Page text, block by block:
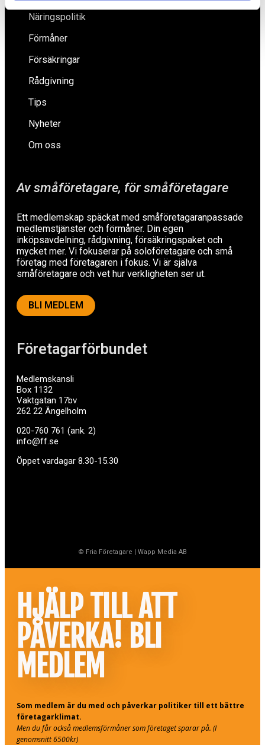
Företagarförbundet
Medlemskansli
Box 1132
Vaktgatan 17bv
262 22 Ängelholm
020-760 761 (ank. 2)
info@ff.se
Öppet vardagar 8.30-15.30
Av småföretagare, för småföretagare
Ett medlemskap späckat med småföretagaranpassade
medlemstjänster och förmåner. Din egen
inköpsavdelning, rådgivning, försäkringspaket och
mycket mer. Vi fokuserar på soloföretagare och små
företag med företagaren i fokus. Vi är själva
småföretagare och vet hur verkligheten ser ut.
BLI MEDLEM
Näringspolitik
Förmåner
Försäkringar
Rådgivning
Tips
Nyheter
Om oss
© Fria Företagare | Wapp Media AB
HJÄLP TILL ATT
PÅVERKA! BLI
MEDLEM
Som medlem är du med och påverkar politiker till ett bättre
företagarklimat.
Men du får också medlemsförmåner som företaget sparar på. (I
genomsnitt 6500kr)